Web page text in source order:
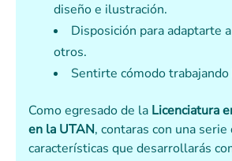
diseño e ilustración.
Disposición para adaptarte
otros.
Sentirte cómodo
Como egresado de la Licenciatura
en la UTAN, contaras con una serie
características que desarrollarás